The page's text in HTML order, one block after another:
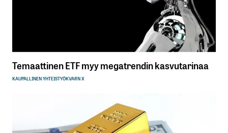
Temaattinen ETF myy megatrendin kasvutarinaa
KAUPALLINEN YHTEISTYÖKVARN X